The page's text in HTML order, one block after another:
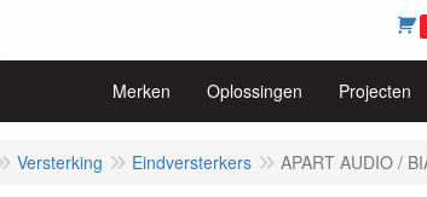
Merken Oplossingen Projecten
Versterking Eindversterkers APART AUDIO /